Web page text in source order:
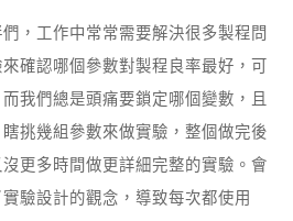
，工作中常常需要解決很多製程問
確認哪個參數對製程良率最好，可
我們總是頭痛要鎖定哪個變數，且
挑幾組參數來做實驗，整個做完後
更多時間做更詳細完整的實驗。會
驗設計的觀念，導致每次都使用